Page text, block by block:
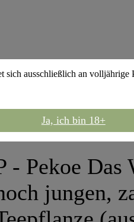
- Pekoe
jungen,
sich ausschließlich an volljährige
Ja, ich bin 18+